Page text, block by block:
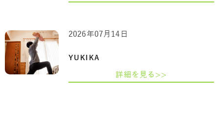
YUKIKA
2026年07月14日
詳細を見る>>